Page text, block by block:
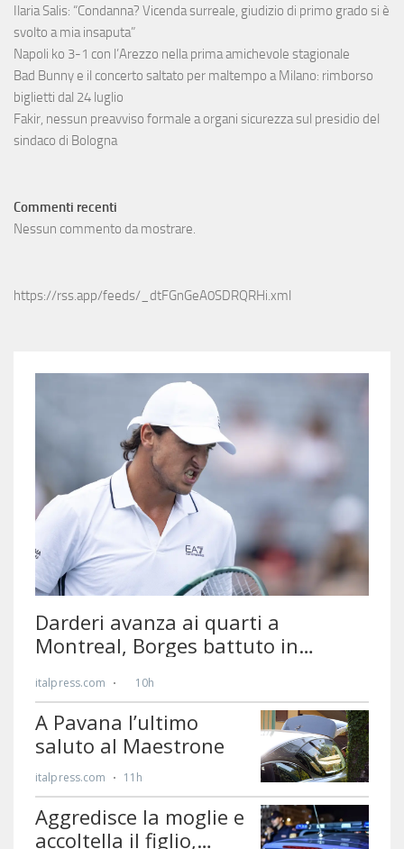
Ilaria Salis: “Condanna? Vicenda surreale, giudizio di primo grado si è
svolto a mia insaputa”
Napoli ko 3-1 con l’Arezzo nella prima amichevole stagionale
Bad Bunny e il concerto saltato per maltempo a Milano: rimborso
biglietti dal 24 luglio
Fakir, nessun preavviso formale a organi sicurezza sul presidio del
sindaco di Bologna
Commenti recenti
Nessun commento da mostrare.
https://rss.app/feeds/_dtFGnGeA0SDRQRHi.xml